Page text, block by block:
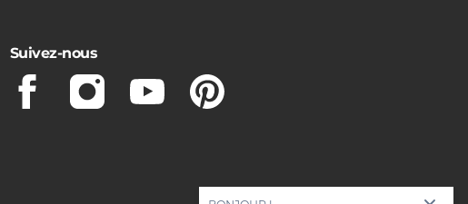
Suivez-nous
FacebookInstagramYoutubePinterest